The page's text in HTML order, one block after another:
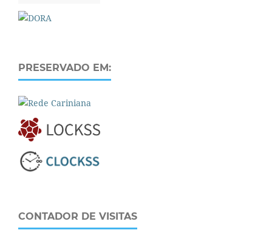
PRESERVADO EM:
CONTADOR DE VISITAS